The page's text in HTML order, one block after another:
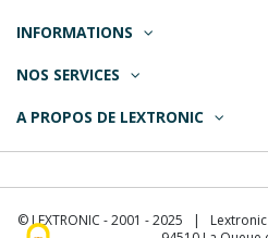
INFORMATIONS
NOS SERVICES
A PROPOS DE LEXTRONIC
© LEXTRONIC - 2001 - 2025 |